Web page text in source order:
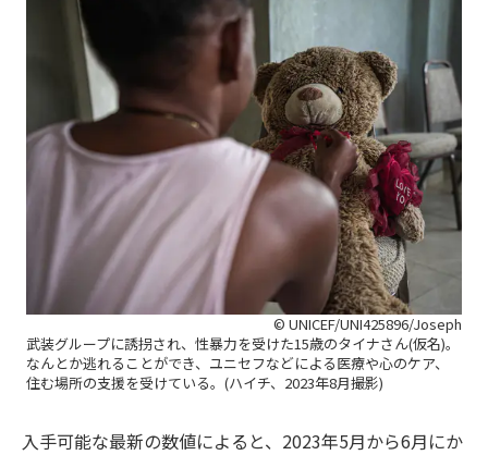
© UNICEF/UNI425896/Joseph
武装グループに誘拐され、性暴力を受けた15歳のタイナさん(仮名)。
なんとか逃れることができ、ユニセフなどによる医療や心のケア、
住む場所の支援を受けている。(ハイチ、2023年8月撮影)
入手可能な最新の数値によると、2023年5月から6月にか